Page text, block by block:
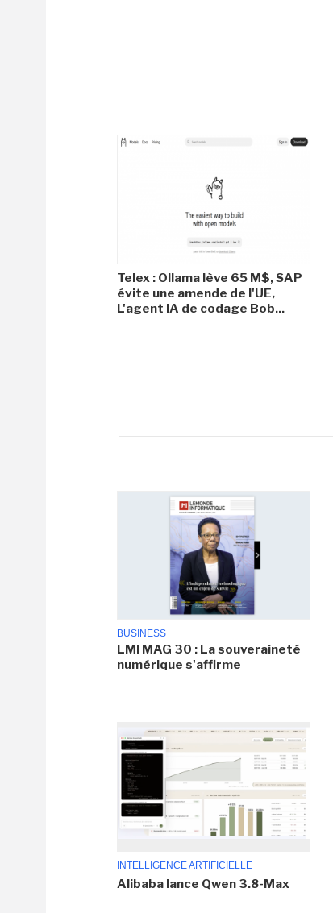
Telex : Ollama lève 65 M$, SAP
évite une amende de l'UE,
L'agent IA de codage Bob...
BUSINESS
LMI MAG 30 : La souveraineté
numérique s'affirme
INTELLIGENCE ARTIFICIELLE
Alibaba lance Qwen 3.8-Max